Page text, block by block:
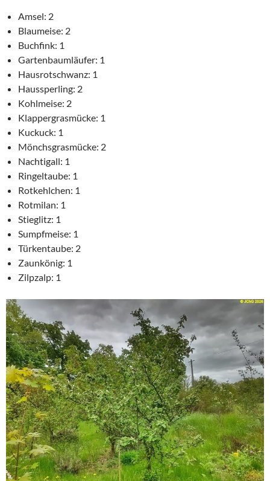
Amsel: 2
Blaumeise: 2
Buchfink: 1
Gartenbaumläufer: 1
Hausrotschwanz: 1
Haussperling: 2
Kohlmeise: 2
Klappergrasmücke: 1
Kuckuck: 1
Mönchsgrasmücke: 2
Nachtigall: 1
Ringeltaube: 1
Rotkehlchen: 1
Rotmilan: 1
Stieglitz: 1
Sumpfmeise: 1
Türkentaube: 2
Zaunkönig: 1
Zilpzalp: 1